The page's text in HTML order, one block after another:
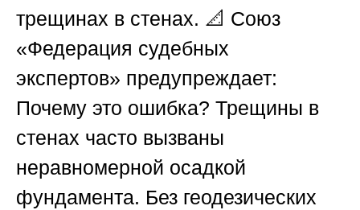
трещинах в стенах. 📐 Союз
«Федерация судебных
экспертов» предупреждает:
Почему это ошибка? Трещины в
стенах часто вызваны
неравномерной осадкой
фундамента. Без геодезических